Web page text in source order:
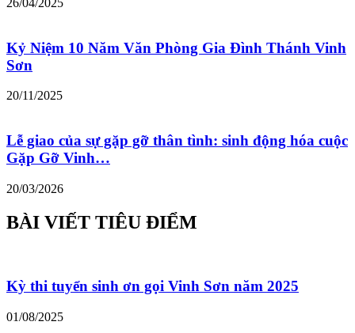
26/04/2025
Kỷ Niệm 10 Năm Văn Phòng Gia Đình Thánh Vinh
Sơn
20/11/2025
Lễ giao của sự gặp gỡ thân tình: sinh động hóa cuộc
Gặp Gỡ Vinh…
20/03/2026
BÀI VIẾT TIÊU ĐIỂM
Kỳ thi tuyển sinh ơn gọi Vinh Sơn năm 2025
01/08/2025